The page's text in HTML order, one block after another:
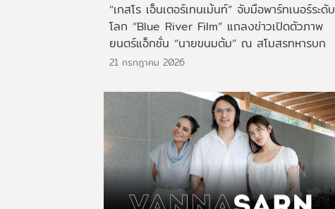
“เกสโร เอ็นเตอร์เทนเม้นท์” จับมือพาร์ทเนอร์ระดับ
โลก “Blue River Film” แถลงข่าวเปิดตัวภาพ
ยนตร์แอ็กชั่น “นายขนมต้ม” ณ สโมสรทหารบก
21 กรกฎาคม 2026